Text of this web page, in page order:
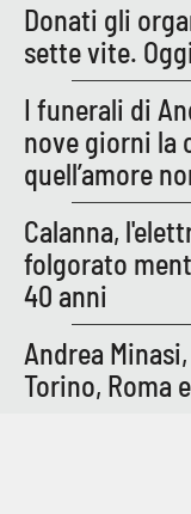
Donati gli
sette vite.
I funerali di
nove giorni la
quell’amore
Calanna,
folgorato
40 anni
Andrea
Torino, Roma